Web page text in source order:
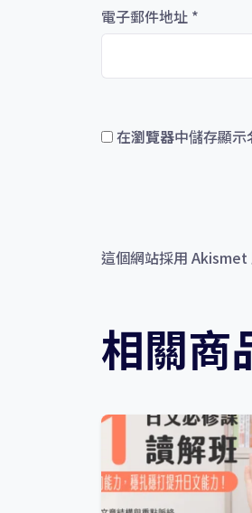
電子郵件地址 *
在瀏覽器中儲存顯示
這個網站採用 Akismet
相關商